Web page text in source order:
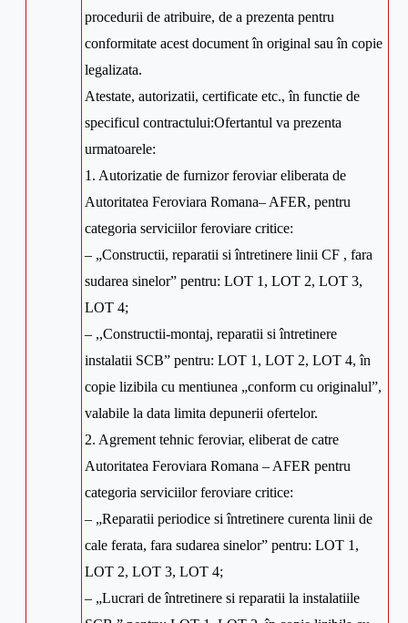
procedurii de atribuire, de a prezenta pentru
conformitate acest document în original sau în copie
legalizata.
Atestate, autorizatii, certificate etc., în functie de
specificul contractului:Ofertantul va prezenta
urmatoarele:
1. Autorizatie de furnizor feroviar eliberata de
Autoritatea Feroviara Romana– AFER, pentru
categoria serviciilor feroviare critice:
– „Constructii, reparatii si întretinere linii CF , fara
sudarea sinelor” pentru: LOT 1, LOT 2, LOT 3,
LOT 4;
– ,,Constructii-montaj, reparatii si întretinere
instalatii SCB” pentru: LOT 1, LOT 2, LOT 4, în
copie lizibila cu mentiunea „conform cu originalul”,
valabile la data limita depunerii ofertelor.
2. Agrement tehnic feroviar, eliberat de catre
Autoritatea Feroviara Romana – AFER pentru
categoria serviciilor feroviare critice:
– „Reparatii periodice si întretinere curenta linii de
cale ferata, fara sudarea sinelor” pentru: LOT 1,
LOT 2, LOT 3, LOT 4;
– „Lucrari de întretinere si reparatii la instalatiile